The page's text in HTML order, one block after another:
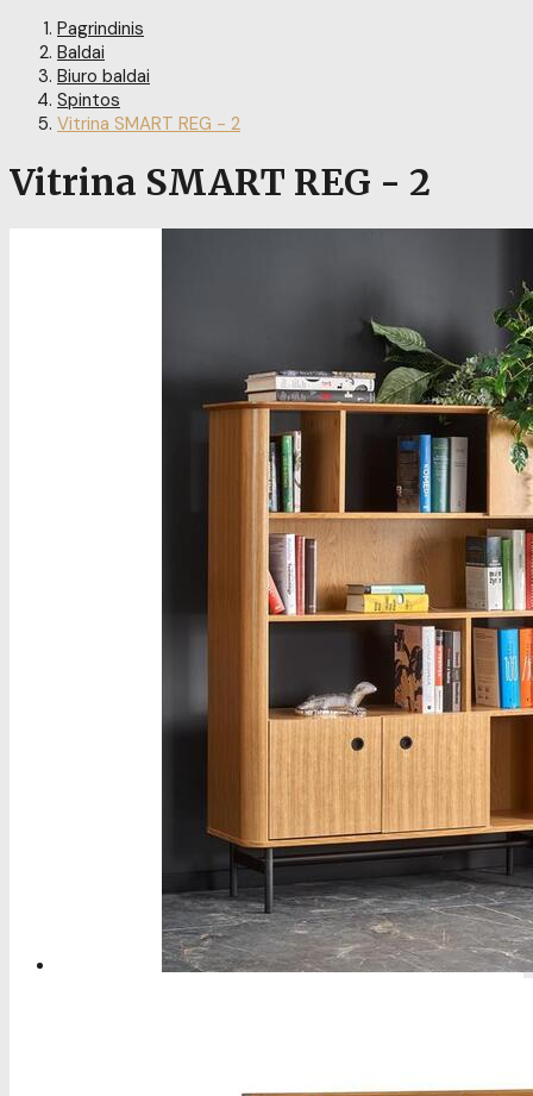
Pagrindinis
Baldai
Biuro baldai
Spintos
Vitrina SMART REG - 2
Vitrina SMART REG - 2